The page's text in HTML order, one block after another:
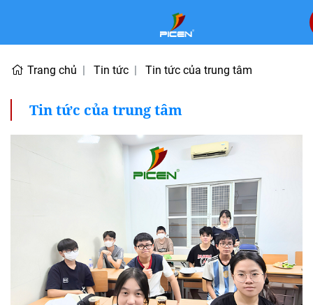
Trang chủ Tin tức Tin tức của trung tâm
Tin tức của trung tâm